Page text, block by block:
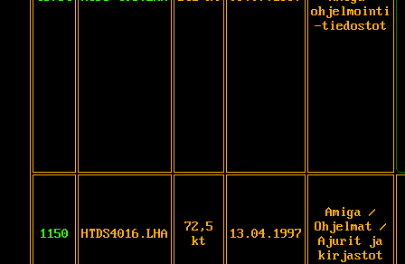
ohjelmointi
-tiedostot
1150 HTDS4016.LHA
72,5
kt
13.04.1997
Amiga /
Ohjelmat /
Ajurit ja
kirjastot